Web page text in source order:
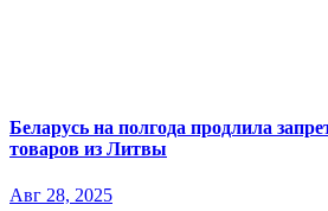
Беларусь на полгода продлила
товаров из Литвы
Авг 28, 2025